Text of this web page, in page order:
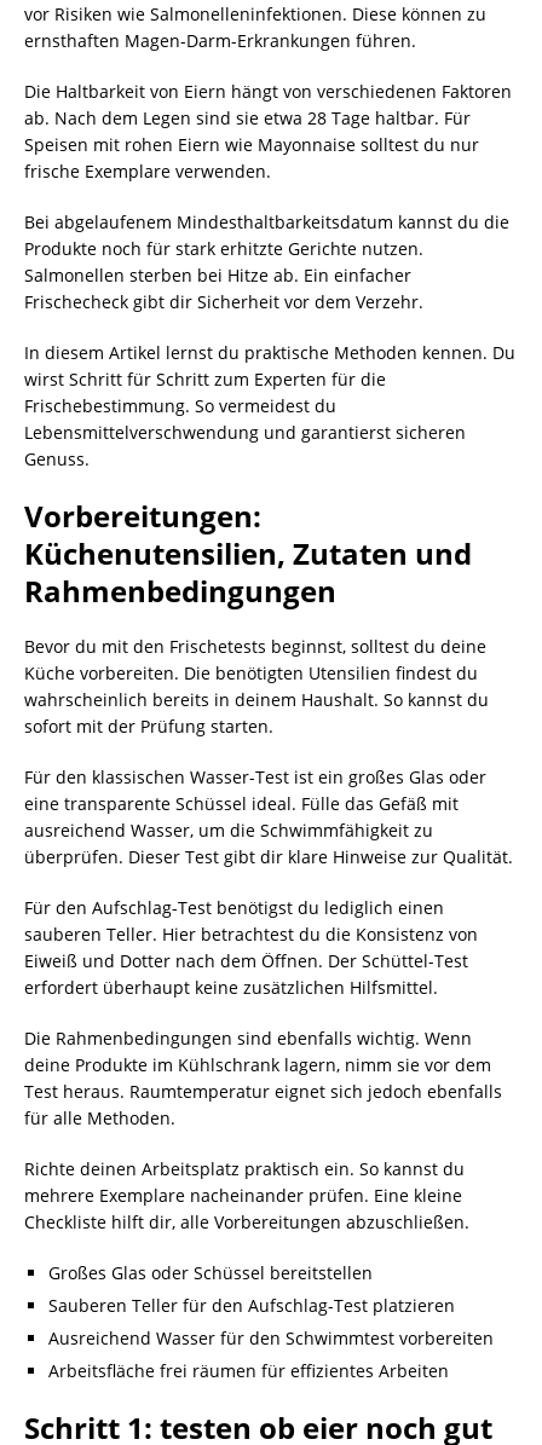
vor Risiken wie Salmonelleninfektionen. Diese können zu
ernsthaften Magen-Darm-Erkrankungen führen.
Die Haltbarkeit von Eiern hängt von verschiedenen Faktoren
ab. Nach dem Legen sind sie etwa 28 Tage haltbar. Für
Speisen mit rohen Eiern wie Mayonnaise solltest du nur
frische Exemplare verwenden.
Bei abgelaufenem Mindesthaltbarkeitsdatum kannst du die
Produkte noch für stark erhitzte Gerichte nutzen.
Salmonellen sterben bei Hitze ab. Ein einfacher
Frischecheck gibt dir Sicherheit vor dem Verzehr.
In diesem Artikel lernst du praktische Methoden kennen. Du
wirst Schritt für Schritt zum Experten für die
Frischebestimmung. So vermeidest du
Lebensmittelverschwendung und garantierst sicheren
Genuss.
Vorbereitungen:
Küchenutensilien, Zutaten und
Rahmenbedingungen
Bevor du mit den Frischetests beginnst, solltest du deine
Küche vorbereiten. Die benötigten Utensilien findest du
wahrscheinlich bereits in deinem Haushalt. So kannst du
sofort mit der Prüfung starten.
Für den klassischen Wasser-Test ist ein großes Glas oder
eine transparente Schüssel ideal. Fülle das Gefäß mit
ausreichend Wasser, um die Schwimmfähigkeit zu
überprüfen. Dieser Test gibt dir klare Hinweise zur Qualität.
Für den Aufschlag-Test benötigst du lediglich einen
sauberen Teller. Hier betrachtest du die Konsistenz von
Eiweiß und Dotter nach dem Öffnen. Der Schüttel-Test
erfordert überhaupt keine zusätzlichen Hilfsmittel.
Die Rahmenbedingungen sind ebenfalls wichtig. Wenn
deine Produkte im Kühlschrank lagern, nimm sie vor dem
Test heraus. Raumtemperatur eignet sich jedoch ebenfalls
für alle Methoden.
Richte deinen Arbeitsplatz praktisch ein. So kannst du
mehrere Exemplare nacheinander prüfen. Eine kleine
Checkliste hilft dir, alle Vorbereitungen abzuschließen.
Großes Glas oder Schüssel bereitstellen
Sauberen Teller für den Aufschlag-Test platzieren
Ausreichend Wasser für den Schwimmtest vorbereiten
Arbeitsfläche frei räumen für effizientes Arbeiten
Schritt 1: testen ob eier noch gut